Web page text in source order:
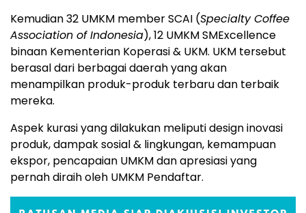
Kemudian 32 UMKM member SCAI (Specialty Coffee
Association of Indonesia), 12 UMKM SMExcellence
binaan Kementerian Koperasi & UKM. UKM tersebut
berasal dari berbagai daerah yang akan
menampilkan produk-produk terbaru dan terbaik
mereka.
Aspek kurasi yang dilakukan meliputi design inovasi
produk, dampak sosial & lingkungan, kemampuan
ekspor, pencapaian UMKM dan apresiasi yang
pernah diraih oleh UMKM Pendaftar.